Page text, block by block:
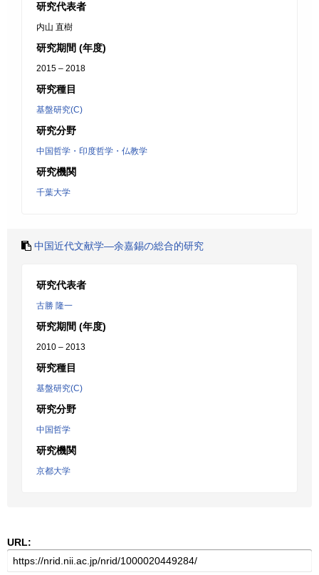
研究代表者
内山 直樹
研究期間 (年度)
2015 – 2018
研究種目
基盤研究(C)
研究分野
中国哲学・印度哲学・仏教学
研究機関
千葉大学
中国近代文献学―余嘉錫の総合的研究
研究代表者
古勝 隆一
研究期間 (年度)
2010 – 2013
研究種目
基盤研究(C)
研究分野
中国哲学
研究機関
京都大学
URL: